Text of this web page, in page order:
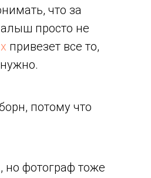
что за
просто не
привезет все то,
потому что
но фотограф тоже